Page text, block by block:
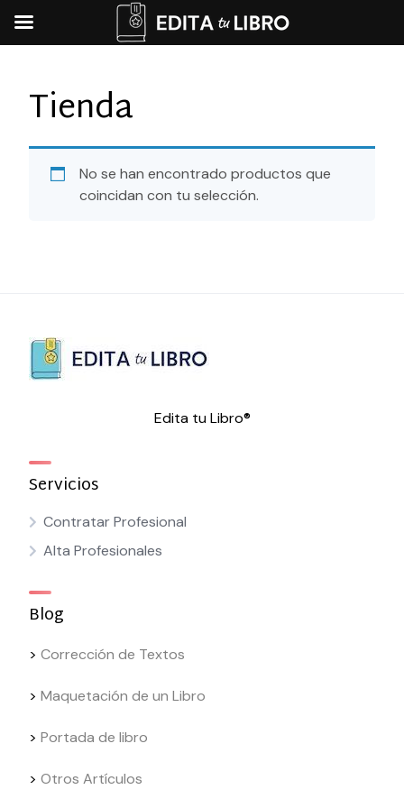
contentTienda
No se han encontrado productos que
coincidan con tu selección.
Edita tu Libro®
Servicios
Contratar Profesional
Alta Profesionales
Blog
> Corrección de Textos
> Maquetación de un Libro
> Portada de libro
> Otros Artículos